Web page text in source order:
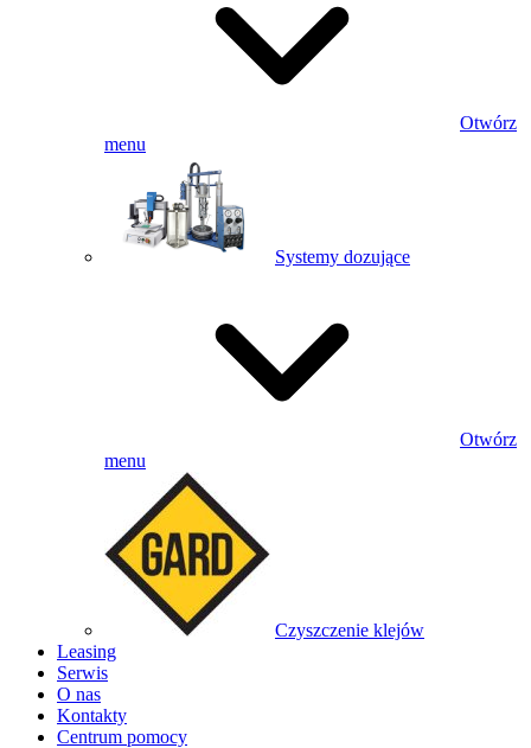
Otwórz
menu
Systemy dozujące
Otwórz
menu
Czyszczenie klejów
Leasing
Serwis
O nas
Kontakty
Centrum pomocy